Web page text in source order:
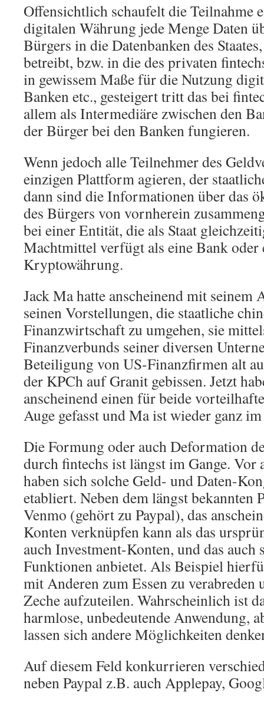
Offensichtlich schaufelt die Teilnahme
digitalen Währung jede Menge Daten
Bürgers in die Datenbanken des
betreibt, bzw. in die des privaten
in gewissem Maße für die Nutzung
Banken etc., gesteigert tritt das bei
allem als Intermediäre zwischen den
der Bürger bei den Banken fungieren.
Wenn jedoch alle Teilnehmer des
einzigen Plattform agieren, der
dann sind die Informationen über das
des Bürgers von vornherein
bei einer Entität, die als Staat
Machtmittel verfügt als eine Bank oder
Kryptowährung.
Jack Ma hatte anscheinend mit seinem
seinen Vorstellungen, die staatliche
Finanzwirtschaft zu umgehen, sie
Finanzverbunds seiner diversen
Beteiligung von US-Finanzfirmen alt
der KPCh auf Granit gebissen. Jetzt
anscheinend einen für beide
Auge gefasst und Ma ist wieder ganz
Die Formung oder auch Deformation
durch fintechs ist längst im Gange.
haben sich solche Geld- und Daten-
etabliert. Neben dem längst bekannten
Venmo (gehört zu Paypal), das
Konten verknüpfen kann als das
auch Investment-Konten, und das auch
Funktionen anbietet. Als Beispiel
mit Anderen zum Essen zu verabreden
Zeche aufzuteilen. Wahrscheinlich ist
harmlose, unbedeutende Anwendung,
lassen sich andere Möglichkeiten
Auf diesem Feld konkurrieren
neben Paypal z.B. auch Applepay,